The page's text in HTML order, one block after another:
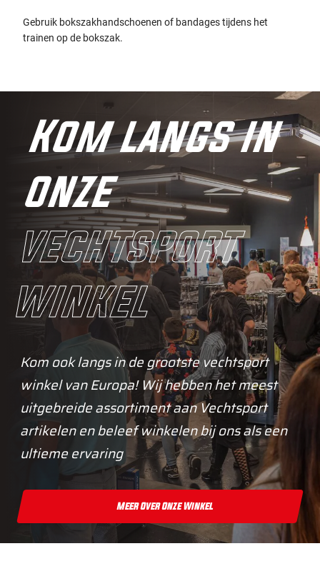
Gebruik bokszakhandschoenen of bandages tijdens het
trainen op de bokszak.
Kom langs in
onze
vechtsport
winkel
Kom ook langs in de grootste vechtsport
winkel van Europa! Wij hebben het meest
uitgebreide assortiment aan Vechtsport
artikelen en beleef winkelen bij ons als een
ultieme ervaring
Meer Over Onze Winkel